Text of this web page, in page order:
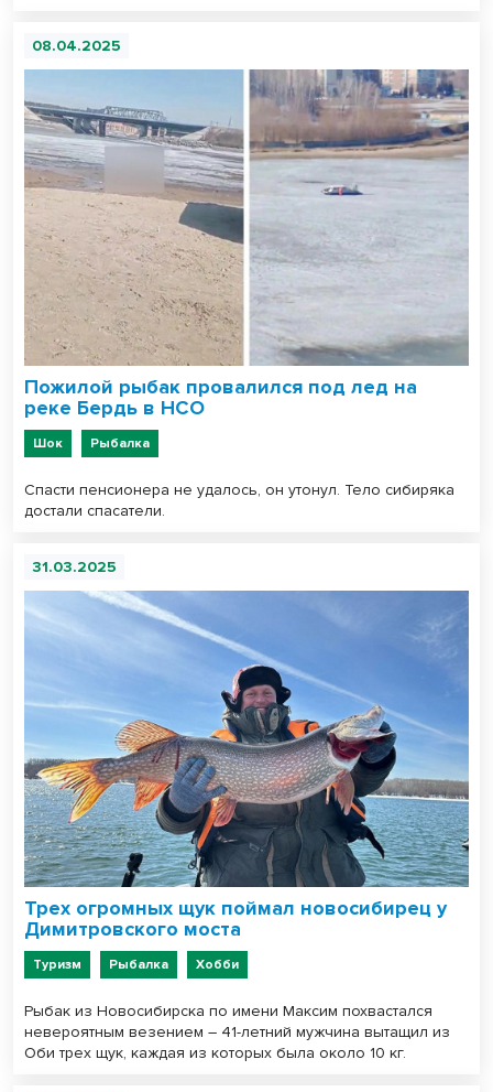
08.04.2025
Пожилой рыбак провалился под лед на
реке Бердь в НСО
Шок Рыбалка
Спасти пенсионера не удалось, он утонул. Тело сибиряка
достали спасатели.
31.03.2025
Трех огромных щук поймал новосибирец у
Димитровского моста
Туризм Рыбалка Хобби
Рыбак из Новосибирска по имени Максим похвастался
невероятным везением – 41-летний мужчина вытащил из
Оби трех щук, каждая из которых была около 10 кг.